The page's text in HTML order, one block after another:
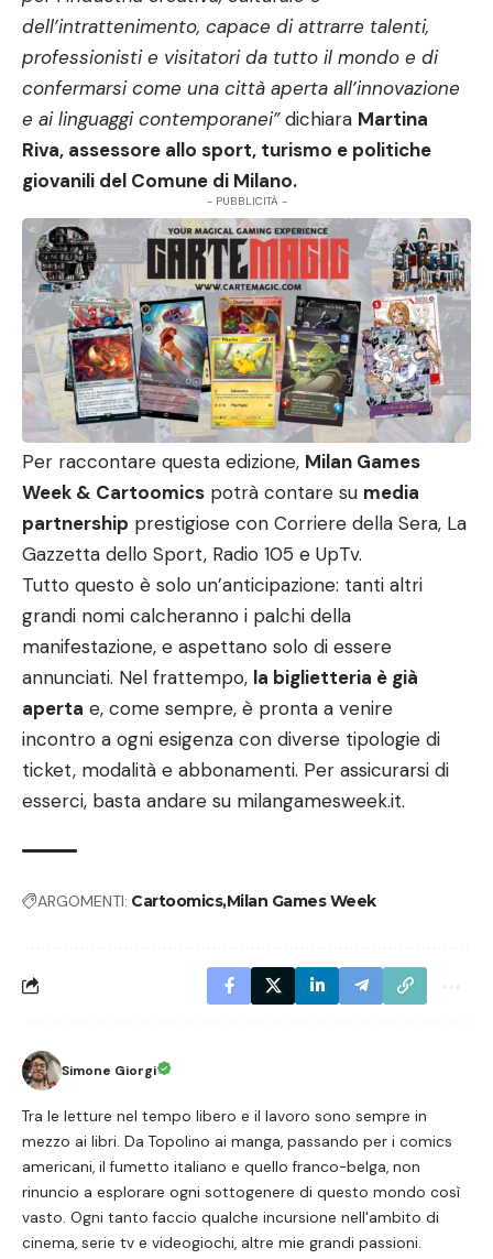
dell’intrattenimento, capace di attrarre talenti,
professionisti e visitatori da tutto il mondo e di
confermarsi come una città aperta all’innovazione
e ai linguaggi contemporanei”dichiara Martina
Riva, assessore allo sport, turismo e politiche
giovanili del Comune di Milano.
- PUBBLICITÀ -
Per raccontare questa edizione, Milan Games
Week & Cartoomics potrà contare su media
partnership prestigiose con Corriere della Sera, La
Gazzetta dello Sport, Radio 105 e UpTv.
Tutto questo è solo un’anticipazione: tanti altri
grandi nomi calcheranno i palchi della
manifestazione, e aspettano solo di essere
annunciati. Nel frattempo, la biglietteria è già
aperta e, come sempre, è pronta a venire
incontro a ogni esigenza con diverse tipologie di
ticket, modalità e abbonamenti. Per assicurarsi di
esserci, basta andare su milangamesweek.it.
ARGOMENTI: CartoomicsMilan Games Week
Simone Giorgi
Tra le letture nel tempo libero e il lavoro sono sempre in
mezzo ai libri. Da Topolino ai manga, passando per i comics
americani, il fumetto italiano e quello franco-belga, non
rinuncio a esplorare ogni sottogenere di questo mondo così
vasto. Ogni tanto faccio qualche incursione nell'ambito di
cinema, serie tv e videogiochi, altre mie grandi passioni.